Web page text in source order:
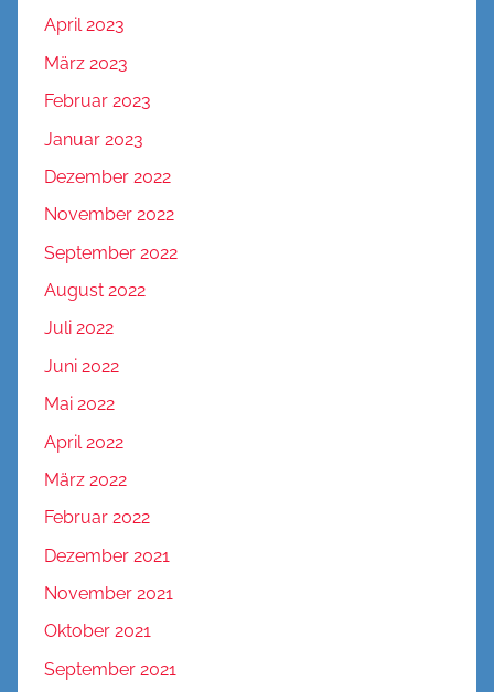
April 2023
März 2023
Februar 2023
Januar 2023
Dezember 2022
November 2022
September 2022
August 2022
Juli 2022
Juni 2022
Mai 2022
April 2022
März 2022
Februar 2022
Dezember 2021
November 2021
Oktober 2021
September 2021